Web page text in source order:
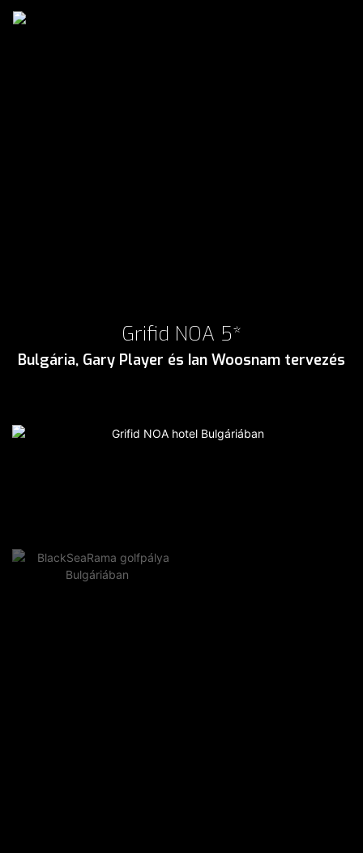
Grifid NOA 5*
Bulgária, Gary Player és Ian Woosnam tervezés